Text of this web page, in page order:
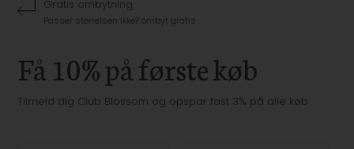
Gratis ombytning
Passer størrelsen ikke? ombyt gratis
Få 10% på første køb
Tilmeld dig Club Blossom og opspar fast 3% på alle køb